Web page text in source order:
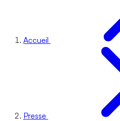
Accueil
Presse